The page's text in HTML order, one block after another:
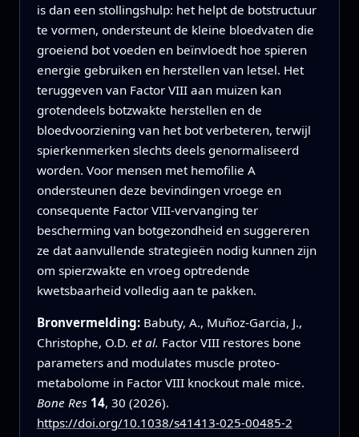
is dan een stollingshulp: het helpt de botstructuur
te vormen, ondersteunt de kleine bloedvaten die
groeiend bot voeden en beïnvloedt hoe spieren
energie gebruiken en herstellen van letsel. Het
teruggeven van Factor VIII aan muizen kan
grotendeels botzwakte herstellen en de
bloedvoorziening van het bot verbeteren, terwijl
spierkenmerken slechts deels genormaliseerd
worden. Voor mensen met hemofilie A
ondersteunen deze bevindingen vroege en
consequente Factor VIII-vervanging ter
bescherming van botgezondheid en suggereren
ze dat aanvullende strategieën nodig kunnen zijn
om spierzwakte en vroeg optredende
kwetsbaarheid volledig aan te pakken.
Bronvermelding: Babuty, A., Muñoz-Garcia, J.,
Christophe, O.D. et al. Factor VIII restores bone
parameters and modulates muscle proteo-
metabolome in Factor VIII knockout male mice.
Bone Res 14, 30 (2026).
https://doi.org/10.1038/s41413-025-00485-2